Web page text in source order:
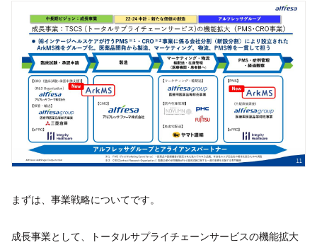
まずは、事業戦略についてです。
成長事業として、トータルサプライチェーンサービスの機能拡大